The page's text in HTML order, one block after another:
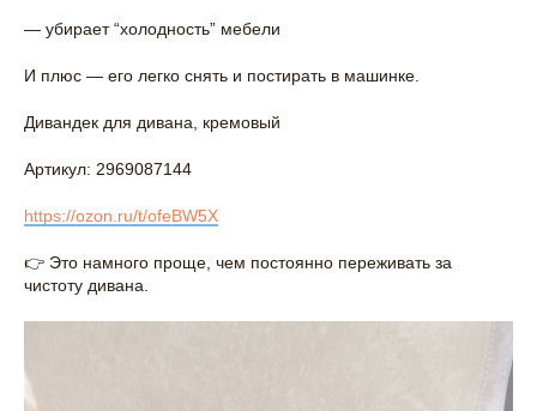
— убирает “холодность” мебели
И плюс — его легко снять и постирать в машинке.
Дивандек для дивана, кремовый
Артикул: 2969087144
https://ozon.ru/t/ofeBW5X
👉 Это намного проще, чем постоянно переживать за
чистоту дивана.